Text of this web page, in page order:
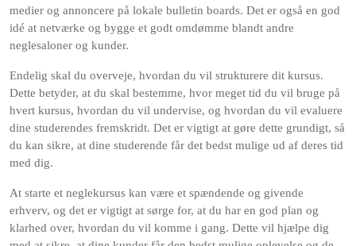
medier og annoncere på lokale bulletin boards. Det er også en god
idé at netværke og bygge et godt omdømme blandt andre
neglesaloner og kunder.
Endelig skal du overveje, hvordan du vil strukturere dit kursus.
Dette betyder, at du skal bestemme, hvor meget tid du vil bruge på
hvert kursus, hvordan du vil undervise, og hvordan du vil evaluere
dine studerendes fremskridt. Det er vigtigt at gøre dette grundigt, så
du kan sikre, at dine studerende får det bedst mulige ud af deres tid
med dig.
At starte et neglekursus kan være et spændende og givende
erhverv, og det er vigtigt at sørge for, at du har en god plan og
klarhed over, hvordan du vil komme i gang. Dette vil hjælpe dig